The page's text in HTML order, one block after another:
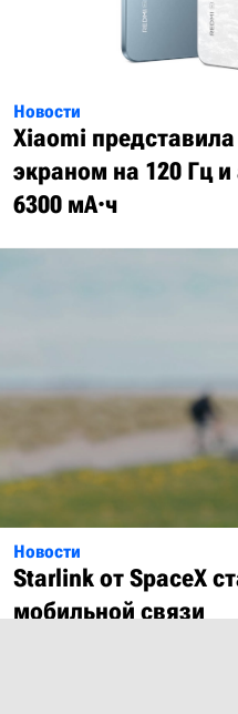
Новости
Xiaomi представила
экраном на 120 Гц
6300 мА·ч
Новости
Starlink от SpaceX
мобильной связи